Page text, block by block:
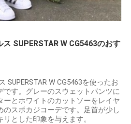
SUPERSTAR W CG5463のおす
SUPERSTAR W CG5463を使ったお
です。グレーのスウェットパンツに
ーとホワイトのカットソーをレイヤ
のスポカジコーデです。足首が少し
とした印象を与えます。